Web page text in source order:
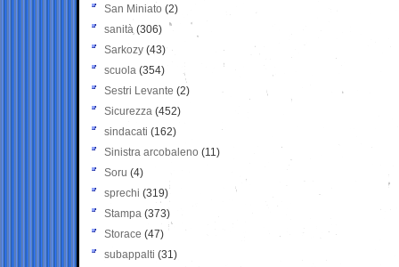
San Miniato (2)
sanità (306)
Sarkozy (43)
scuola (354)
Sestri Levante (2)
Sicurezza (452)
sindacati (162)
Sinistra arcobaleno (11)
Soru (4)
sprechi (319)
Stampa (373)
Storace (47)
subappalti (31)